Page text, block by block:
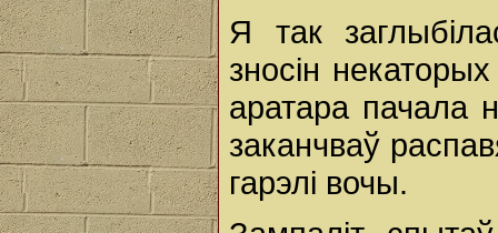
Я так
зносін
аратара пачала
заканчваў
гарэлі вочы.